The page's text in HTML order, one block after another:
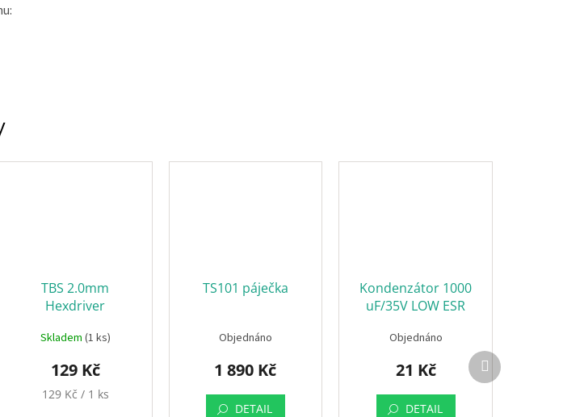
TBS 2.0mm
Hexdriver
Skladem (1 ks)
129 Kč
Měrná
129 Kč / 1 ks
TS101 páječka
Objednáno
1 890 Kč
DETAIL
Kondenzátor 1000
uF/35V LOW ESR
Objednáno
21 Kč
DETAIL
Další
produkt